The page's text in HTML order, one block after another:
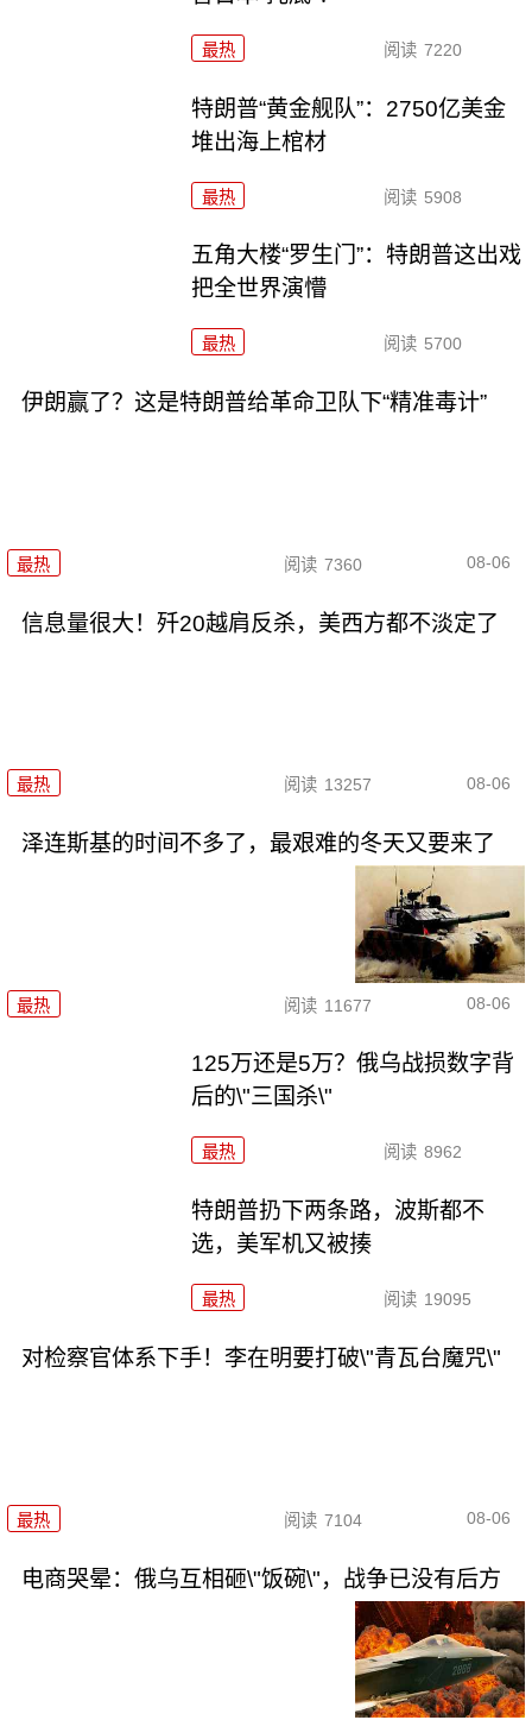
最热 阅读 7220
特朗普“黄金舰队”：2750亿美金
堆出海上棺材
最热 阅读 5908
五角大楼“罗生门”：特朗普这出戏
把全世界演懵
最热 阅读 5700
伊朗赢了？这是特朗普给革命卫队下“精准毒计”
最热 阅读 7360 08-06
信息量很大！歼20越肩反杀，美西方都不淡定了
最热 阅读 13257 08-06
泽连斯基的时间不多了，最艰难的冬天又要来了
最热 阅读 11677 08-06
125万还是5万？俄乌战损数字背
后的\"三国杀\"
最热 阅读 8962
特朗普扔下两条路，波斯都不
选，美军机又被揍
最热 阅读 19095
对检察官体系下手！李在明要打破\"青瓦台魔咒\"
最热 阅读 7104 08-06
电商哭晕：俄乌互相砸\"饭碗\"，战争已没有后方